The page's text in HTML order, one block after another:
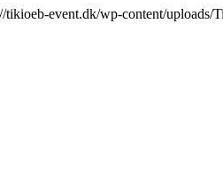
tikioeb-event.dk/wp-content/uploads/